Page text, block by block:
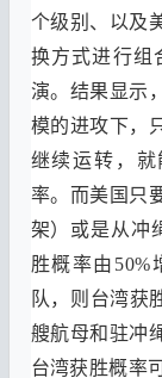
个级别 、 以及
换方式进行组
演。 结果显示
模的进攻下 ，
继续运转 ， 就
率。 而美国只
架） 或是从冲
胜概率由 50%
队， 则台湾获
艘航母和驻冲
台湾获胜概率